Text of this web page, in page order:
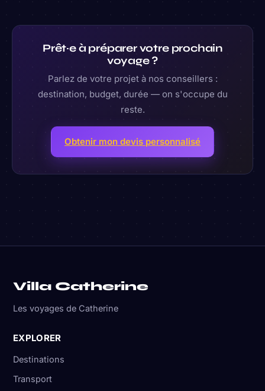
Prêt·e à préparer votre prochain
voyage ?
Parlez de votre projet à nos conseillers :
destination, budget, durée — on s'occupe du
reste.
Obtenir mon devis personnalisé
Villa Catherine
Les voyages de Catherine
EXPLORER
Destinations
Transport